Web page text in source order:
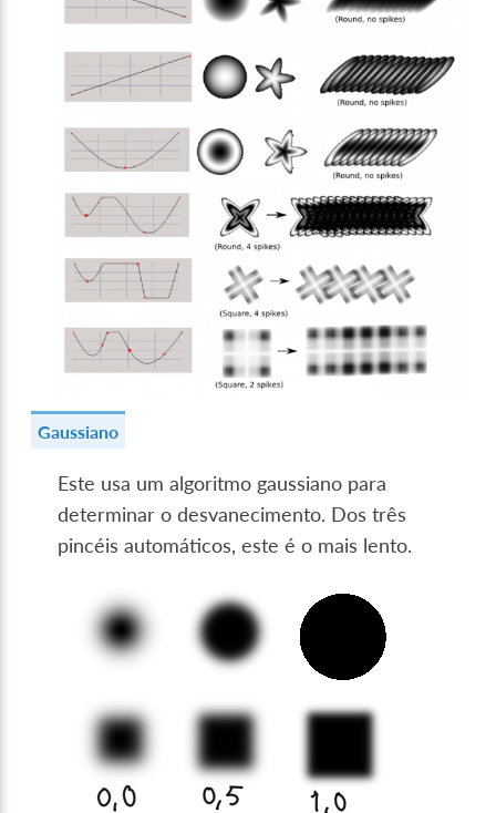
Gaussiano
Este usa um algoritmo gaussiano para
determinar o desvanecimento. Dos três
pincéis automáticos, este é o mais lento.